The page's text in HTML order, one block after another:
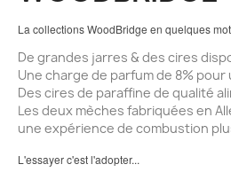
La collections WoodBridge en quelques
De grandes jarres & des cires
Une charge de parfum de 8%
Des cires de paraffine de qualité
Les deux mèches fabriquées en
une expérience de combustion
L'essayer c'est l'adopter...